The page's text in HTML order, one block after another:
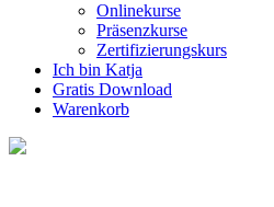
Onlinekurse
Präsenzkurse
Zertifizierungskurs
Ich bin Katja
Gratis Download
Warenkorb